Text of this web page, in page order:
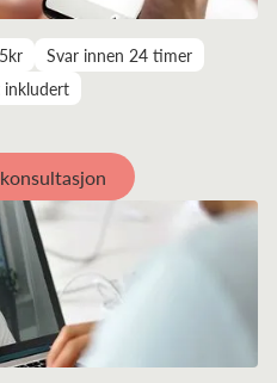
Svar innen 24 timer
inkludert